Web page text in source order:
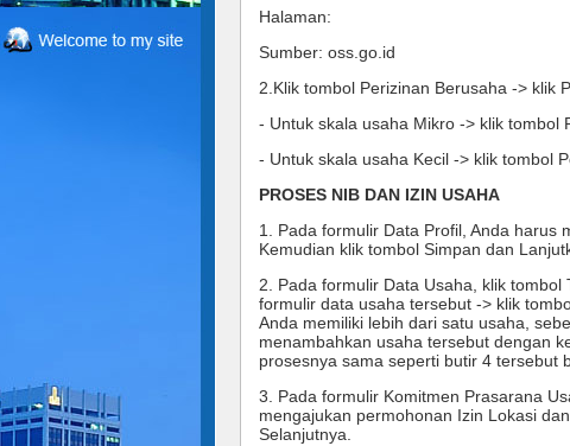
Halaman:
Sumber: oss.go.id
2.Klik tombol Perizinan Berusaha -> klik
- Untuk skala usaha Mikro -> klik tombol
- Untuk skala usaha Kecil -> klik tombol
PROSES NIB DAN IZIN USAHA
1. Pada formulir Data Profil, Anda harus
Kemudian klik tombol Simpan dan
2. Pada formulir Data Usaha, klik
formulir data usaha tersebut -> klik
Anda memiliki lebih dari satu usaha,
menambahkan usaha tersebut dengan
prosesnya sama seperti butir 4 tersebut
3. Pada formulir Komitmen Prasarana
mengajukan permohonan Izin Lokasi
Selanjutnya.